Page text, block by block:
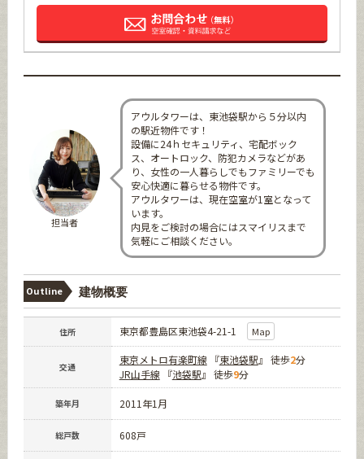
担当者
アウルタワーは、東池袋駅から５分以内
の駅近物件です！
設備に24ｈセキュリティ、宅配ボック
ス、オートロック、防犯カメラなどがあ
り、女性の一人暮らしでもファミリーでも
安心快適に暮らせる物件です。
アウルタワーは、現在空室が1室となって
います。
内見をご検討の場合にはスマイリスまで
気軽にご相談ください。
Outline 建物概要
住所 東京都豊島区東池袋4-21-1 Map
交通
東京メトロ有楽町線『東池袋駅』 徒歩2分
JR山手線『池袋駅』 徒歩9分
築年月 2011年1月
総戸数 608戸